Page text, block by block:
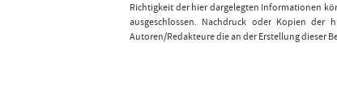
Richtigkeit der hier dargelegten Informationen
ausgeschlossen. Nachdruck oder Kopien
Autoren/Redakteure die an der Erstellung dieser